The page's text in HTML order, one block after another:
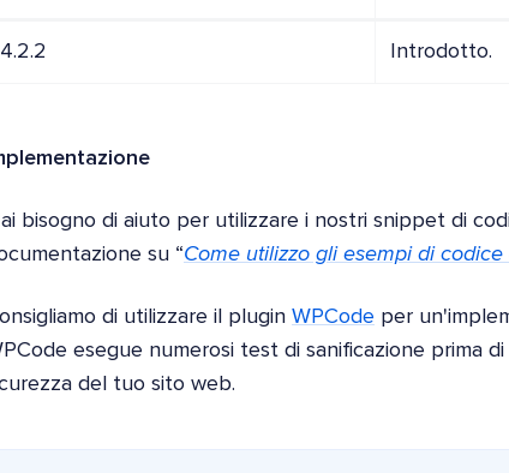
4.2.2 Introdotto.
bisogno di aiuto per utilizzare i nostri snippet di
su “Come utilizzo gli esempi di codice
di utilizzare il plugin WPCode per
esegue numerosi test di sanificazione prima
del tuo sito web.